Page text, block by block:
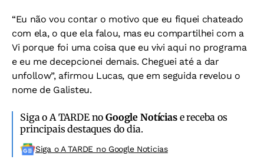
“Eu não vou contar o motivo que eu fiquei chateado
com ela, o que ela falou, mas eu compartilhei com a
Vi porque foi uma coisa que eu vivi aqui no programa
e eu me decepcionei demais. Cheguei até a dar
unfollow”, afirmou Lucas, que em seguida revelou o
nome de Galisteu.
Siga o A TARDE noGoogle Notíciase receba os
principais destaques do dia.
Siga o A TARDE no Google Noticias